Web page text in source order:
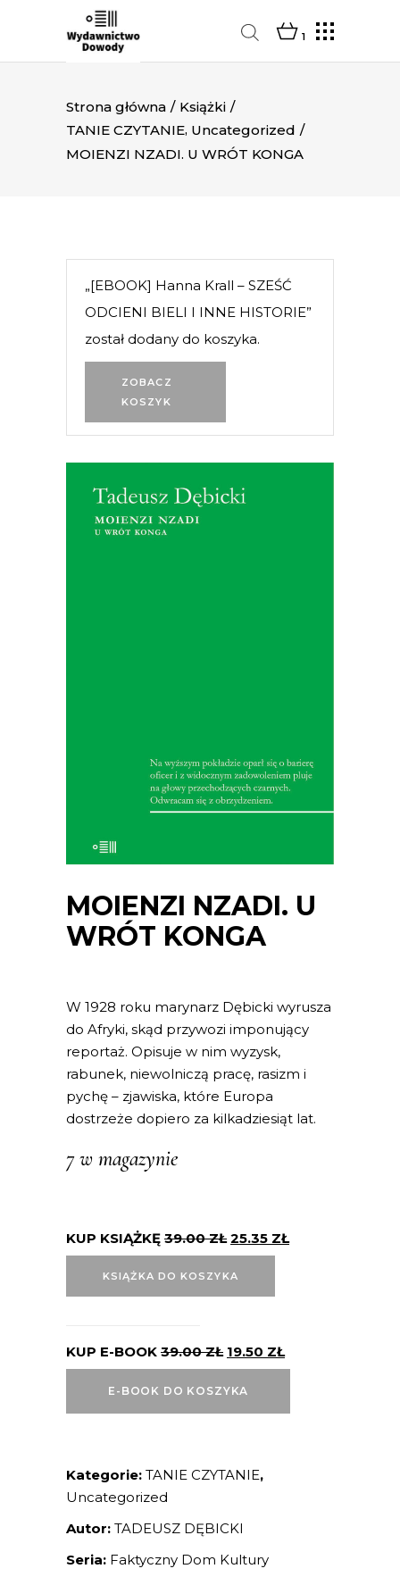
1
Strona główna / Książki /
TANIE CZYTANIE, Uncategorized /
MOIENZI NZADI. U WRÓT KONGA
ZOBACZ
KOSZYK
„[EBOOK] Hanna Krall – SZEŚĆ
ODCIENI BIELI I INNE HISTORIE”
został dodany do koszyka.
MOIENZI NZADI. U
WRÓT KONGA
W 1928 roku marynarz Dębicki wyrusza
do Afryki, skąd przywozi imponujący
reportaż. Opisuje w nim wyzysk,
rabunek, niewolniczą pracę, rasizm i
pychę – zjawiska, które Europa
dostrzeże dopiero za kilkadziesiąt lat.
7 w magazynie
KUP KSIĄŻKĘ 39.00ZŁ 25.35 ZŁ
KSIĄŻKA DO KOSZYKA
KUP E-BOOK 39.00ZŁ 19.50 ZŁ
E-BOOK DO KOSZYKA
Kategorie: TANIE CZYTANIE,
Uncategorized
Autor: TADEUSZ DĘBICKI
Seria: Faktyczny Dom Kultury